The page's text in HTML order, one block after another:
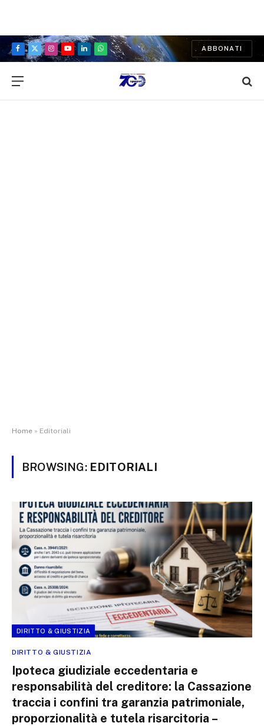
Facebook
X
Instagram
YouTubeLinkedInWhatsApp
ABBONATI
Home » Editoriali
BROWSING: EDITORIALI
DIRITTO & GIUSTIZIA
DIRITTO & GIUSTIZIA
Ipoteca giudiziale eccedentaria e
responsabilità del creditore: la Cassazione
traccia i confini tra garanzia patrimoniale,
proporzionalità e tutela risarcitoria –